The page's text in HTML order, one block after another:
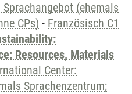
(ehemals
CPs) - Französisch C1
Resources, Materials
Center:
Sprachenzentrum;